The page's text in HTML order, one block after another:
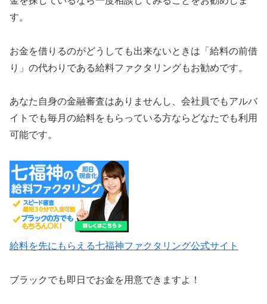
す。
お金を借りるのがどうしても出来ないときは「給料の前借
り」の代わりである給料ファクタリングもお勧めです。
あなた自身の金融審査はありませんし、会社員でもアルバ
イトでも毎月の給料をもらっている方ならどなたでも利用
可能です。
給料を先にもらえる七福神ファクタリング公式サイト
ブラックでも即日でお金を用意できますよ！